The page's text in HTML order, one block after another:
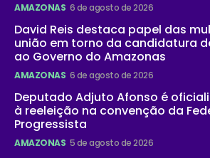
AMAZONAS 6 de agosto de 2026
David Reis destaca papel das
união em torno da candidatura
ao Governo do Amazonas
AMAZONAS 6 de agosto de 2026
Deputado Adjuto Afonso é
à reeleição na convenção da
Progressista
AMAZONAS 5 de agosto de 2026